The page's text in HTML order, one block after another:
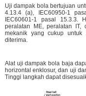
Uji dampak bola bertujuan
4.13.4 (a), IEC60950-1
IEC60601-1 pasal 15.3.3.
peralatan ME, peralatan IT,
mekanik yang cukup
diterima.
Alat uji dampak bola baja
horizontal enklosur, dan uji
Tinggi langkah dapat